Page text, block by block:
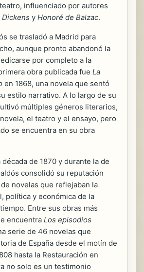
influenciado por autores
Dickens y Honoré de Balzac.
se trasladó a Madrid para
aunque pronto abandonó la
por completo a la
obra publicada fue La
en 1868, una novela que sentó
estilo narrativo. A lo largo de su
múltiples géneros literarios,
el teatro y el ensayo, pero
se encuentra en su obra
de 1870 y durante la de
consolidó su reputación
novelas que reflejaban la
política y económica de la
Entre sus obras más
encuentra Los episodios
serie de 46 novelas que
de España desde el motín de
hasta la Restauración en
no solo es un testimonio